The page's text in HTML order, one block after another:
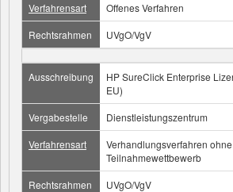
Verfahrensart
Offenes Verfahren
Rechtsrahmen
UVgO/VgV
Ausschreibung
HP SureClick Enterprise
EU)
Vergabestelle
Dienstleistungszentrum
Verfahrensart
Verhandlungsverfahren ohne
Teilnahmewettbewerb
Rechtsrahmen
UVgO/VgV